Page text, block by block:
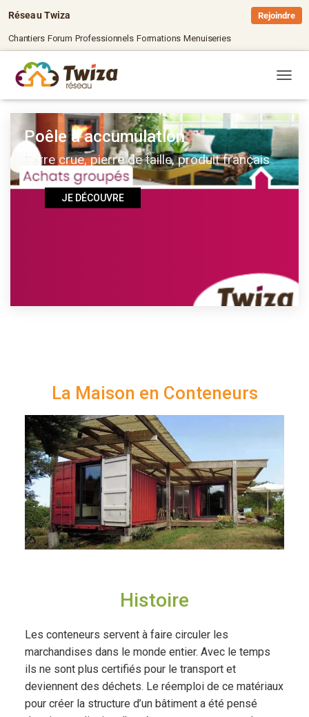
Réseau Twiza
Chantiers Forum Professionnels Formations Menuiseries
Rejoindre
Poêle à accumulation
Terre crue, pierre de taille, produit français
JE DÉCOUVRE
La Maison en Conteneurs
Histoire
Les conteneurs servent à faire circuler les
marchandises dans le monde entier. Avec le temps
ils ne sont plus certifiés pour le transport et
deviennent des déchets. Le réemploi de ce matériaux
pour créer la structure d’un bâtiment a été pensé